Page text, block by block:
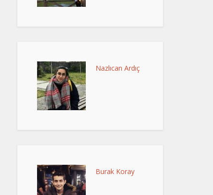
Nazlıcan Ardıç
Burak Koray